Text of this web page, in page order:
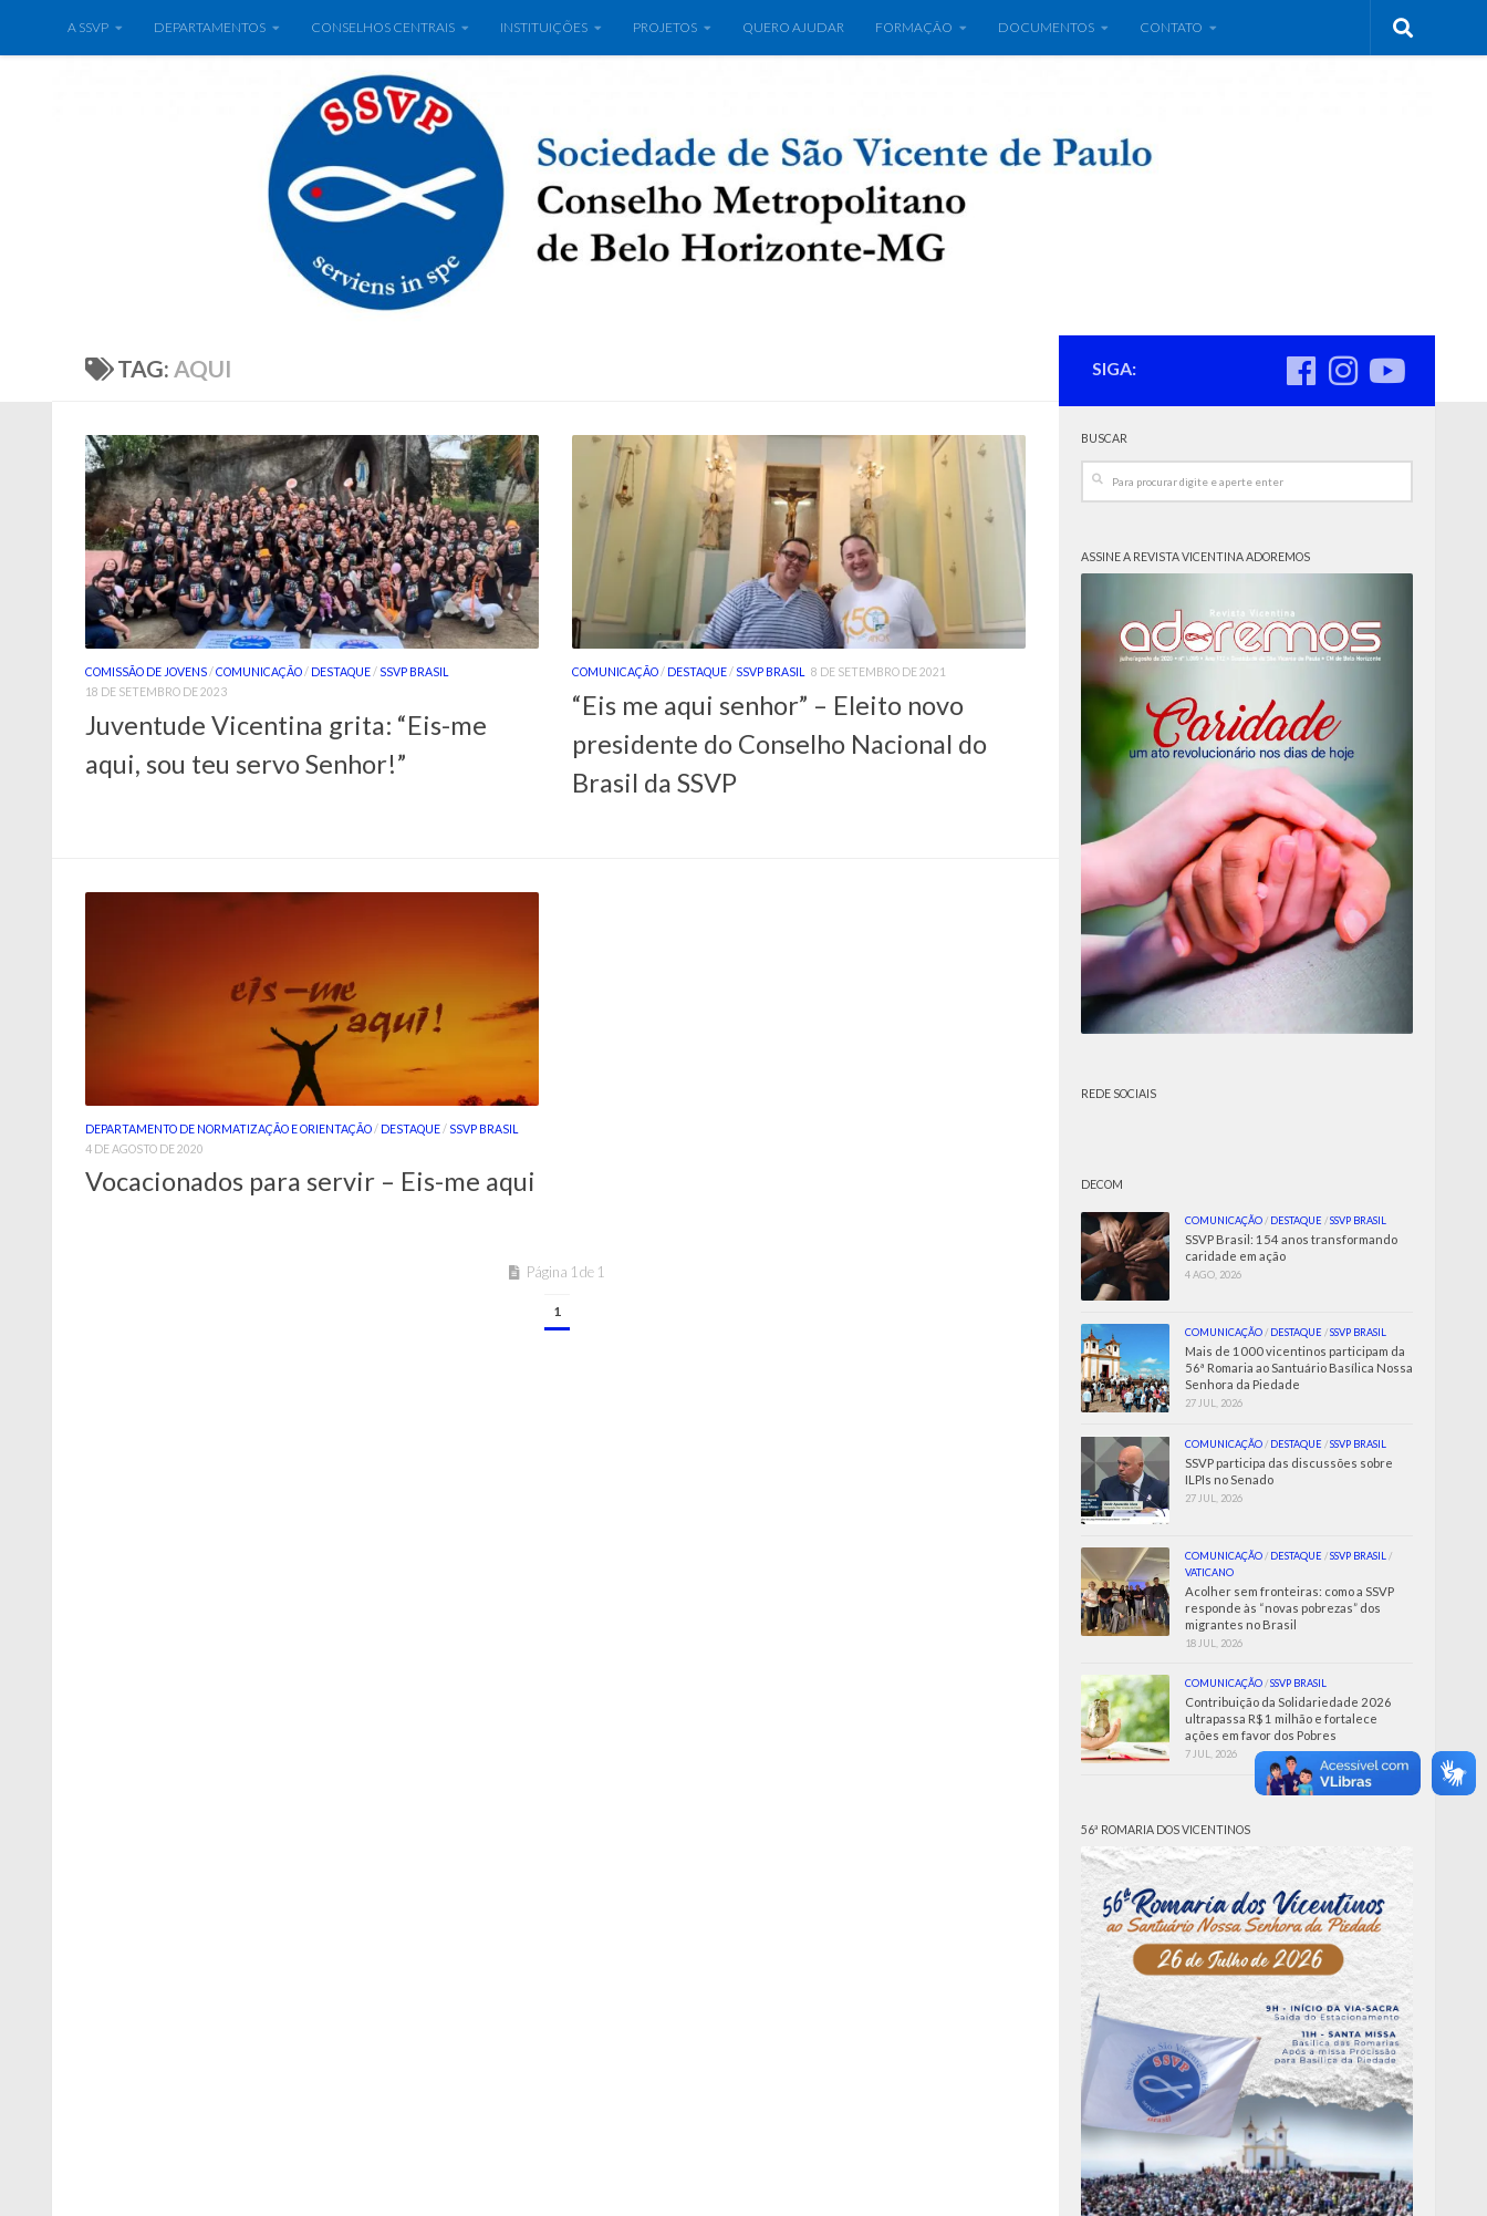
A SSVP DEPARTAMENTOS CONSELHOS CENTRAIS INSTITUIÇÕES PROJETOS QUERO AJUDAR FORMAÇÃO DOCUMENTOS CONTATO
TAG: AQUI
COMISSÃO DE JOVENS/COMUNICAÇÃO/ DESTAQUE/ SSVP BRASIL
18 DE SETEMBRO DE 2023
Juventude Vicentina grita: “Eis-me
aqui, sou teu servo Senhor!”
COMUNICAÇÃO/ DESTAQUE/ SSVP BRASIL 8 DE SETEMBRO DE 2021
“Eis me aqui senhor” – Eleito novo
presidente do Conselho Nacional do
Brasil da SSVP
DEPARTAMENTO DE NORMATIZAÇÃO E ORIENTAÇÃO/ DESTAQUE/ SSVP BRASIL
4 DE AGOSTO DE 2020
Vocacionados para servir – Eis-me aqui
Página 1 de 1
1
SIGA:
BUSCAR
ASSINE A REVISTA VICENTINA ADOREMOS
REDE SOCIAIS
DECOM
COMUNICAÇÃO/ DESTAQUE /SSVP BRASIL
SSVP Brasil: 154 anos transformando
caridade em ação
4 AGO, 2026
COMUNICAÇÃO/ DESTAQUE /SSVP BRASIL
Mais de 1000 vicentinos participam da
56ª Romaria ao Santuário Basílica Nossa
Senhora da Piedade
27 JUL, 2026
COMUNICAÇÃO/ DESTAQUE /SSVP BRASIL
SSVP participa das discussões sobre
ILPIs no Senado
27 JUL, 2026
COMUNICAÇÃO/ DESTAQUE /SSVP BRASIL/
VATICANO
Acolher sem fronteiras: como a SSVP
responde às “novas pobrezas” dos
migrantes no Brasil
18 JUL, 2026
COMUNICAÇÃO/SSVP BRASIL
Contribuição da Solidariedade 2026
ultrapassa R$ 1 milhão e fortalece
ações em favor dos Pobres
7 JUL, 2026
56ª ROMARIA DOS VICENTINOS